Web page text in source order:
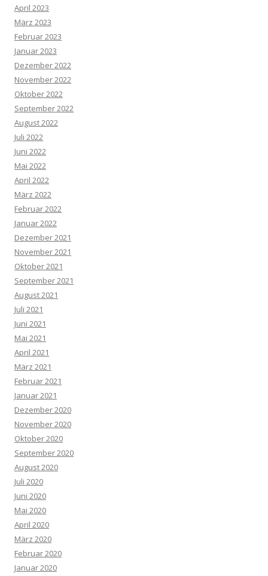
April 2023
März 2023
Februar 2023
Januar 2023
Dezember 2022
November 2022
Oktober 2022
September 2022
August 2022
Juli 2022
Juni 2022
Mai 2022
April 2022
März 2022
Februar 2022
Januar 2022
Dezember 2021
November 2021
Oktober 2021
September 2021
August 2021
Juli 2021
Juni 2021
Mai 2021
April 2021
März 2021
Februar 2021
Januar 2021
Dezember 2020
November 2020
Oktober 2020
September 2020
August 2020
Juli 2020
Juni 2020
Mai 2020
April 2020
März 2020
Februar 2020
Januar 2020